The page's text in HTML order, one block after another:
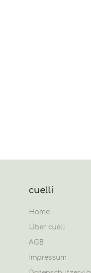
cuelli
Home
Über cuelli
AGB
Impressum